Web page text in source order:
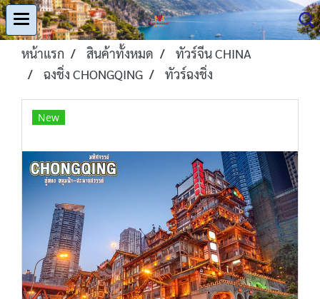
หน้าแรก สินค้าทั้งหมด
ทัวร์จีน CHINA
ฉงชิ่ง CHONGQING
ทัวร์ฉงชิ่ง
New